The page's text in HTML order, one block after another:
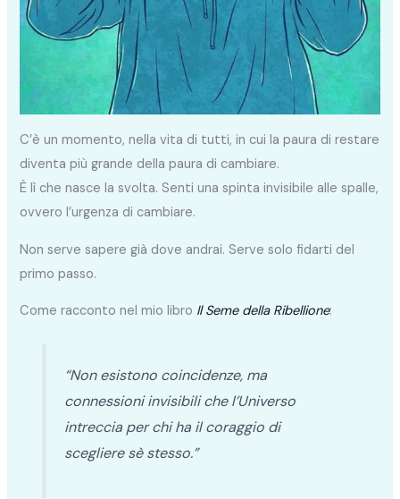
C’è un momento, nella vita di tutti, in cui la paura di restare
diventa più grande della paura di cambiare.
È lì che nasce la svolta. Senti una spinta invisibile alle spalle,
ovvero l’urgenza di cambiare.
Non serve sapere già dove andrai. Serve solo fidarti del
primo passo.
Come racconto nel mio libro Il Seme della Ribellione:
“Non esistono coincidenze, ma
connessioni invisibili che l’Universo
intreccia per chi ha il coraggio di
scegliere sè stesso.”